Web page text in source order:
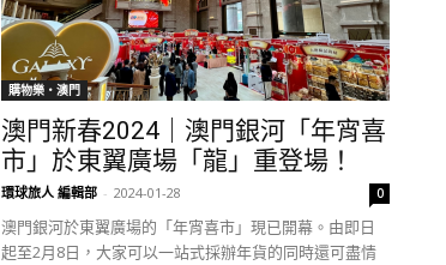
購物樂‧澳門
澳門新春2024｜澳門銀河「年宵喜
市」於東翼廣場「龍」重登場！
環球旅人 編輯部 - 2024-01-28 0
澳門銀河於東翼廣場的「年宵喜市」現已開幕。由即日
起至2月8日，大家可以一站式採辦年貨的同時還可盡情